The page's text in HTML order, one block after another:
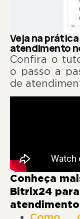
Veja na
atendimento
Confira o
o passo a
de
Conheça
Bitrix24
atendimento